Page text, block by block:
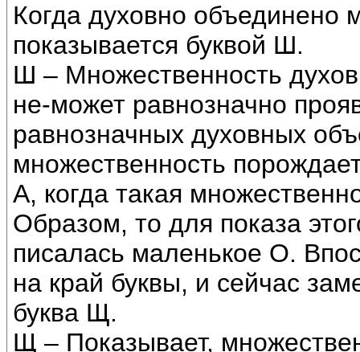
Когда духовно объединено
показывается буквой Ш.
Ш – Множественность
не-может равнозначно
равнозначных духовных
множественность
А, когда такая
Образом, то для показа
писалась маленькое О.
на край буквы, и сейчас
буква Щ.
Щ – Показывает,